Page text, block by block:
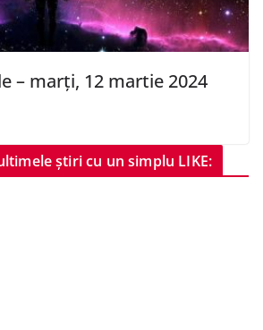
– marți, 12 martie 2024
știri cu un simplu LIKE: